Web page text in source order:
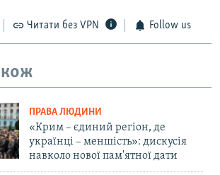
Читати без VPN Follow us
ПРАВА ЛЮДИНИ
«Крим – єдиний регіон, де
українці – меншість»: дискусія
навколо нової пам'ятної дати